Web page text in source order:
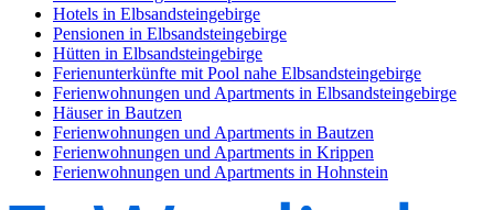
Hotels in Elbsandsteingebirge
Pensionen in Elbsandsteingebirge
Hütten in Elbsandsteingebirge
Ferienunterkünfte mit Pool nahe Elbsandsteingebirge
Ferienwohnungen und Apartments in Elbsandsteingebirge
Häuser in Bautzen
Ferienwohnungen und Apartments in Bautzen
Ferienwohnungen und Apartments in Krippen
Ferienwohnungen und Apartments in Hohnstein